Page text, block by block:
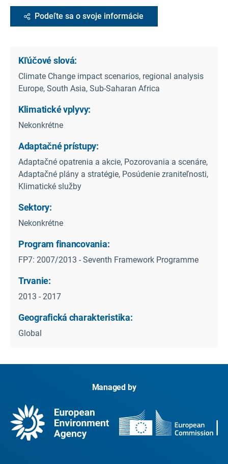
Podeľte sa o svoje informácie
Kľúčové slová:
Climate Change impact scenarios, regional analysis
Europe, South Asia, Sub-Saharan Africa
Klimatické vplyvy:
Nekonkrétne
Adaptačné prístupy:
Adaptačné opatrenia a akcie, Pozorovania a scenáre,
Adaptačné plány a stratégie, Posúdenie zraniteľnosti,
Klimatické služby
Sektory:
Nekonkrétne
Program financovania:
FP7: 2007/2013 - Seventh Framework Programme
Trvanie:
2013 - 2017
Geografická charakteristika:
Global
Managed by